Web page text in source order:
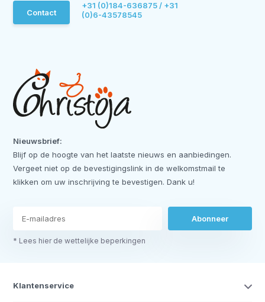
Contact
+31 (0)184-636875 / +31
(0)6-43578545
Nieuwsbrief:
Blijf op de hoogte van het laatste nieuws en aanbiedingen.
Vergeet niet op de bevestigingslink in de welkomstmail te
klikken om uw inschrijving te bevestigen. Dank u!
Abonneer
* Lees hier de wettelijke beperkingen
Klantenservice